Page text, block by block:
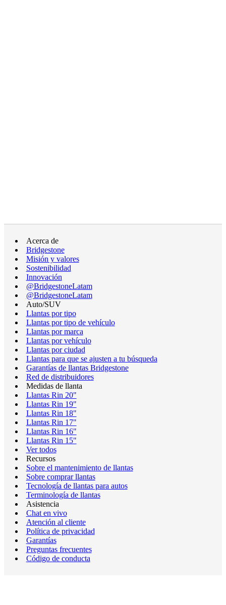
Acerca de
Bridgestone
Misión y valores
Sostenibilidad
Innovación
@BridgestoneLatam
@BridgestoneLatam
Auto/SUV
Llantas por tipo
Llantas por tipo de vehículo
Llantas por marca
Llantas por vehículo
Llantas por ciudad
Llantas para que se ajusten a tu búsqueda
Garantías de llantas Bridgestone
Red de distribuidores
Medidas de llanta
Llantas Rin 20"
Llantas Rin 19"
Llantas Rin 18"
Llantas Rin 17"
Llantas Rin 16"
Llantas Rin 15"
Ver todos
Recursos
Sobre el mantenimiento de llantas
Sobre comprar llantas
Tecnología de llantas para autos
Terminología de llantas
Asistencia
Chat en vivo
Atención al cliente
Política de privacidad
Garantías
Preguntas frecuentes
Código de conducta